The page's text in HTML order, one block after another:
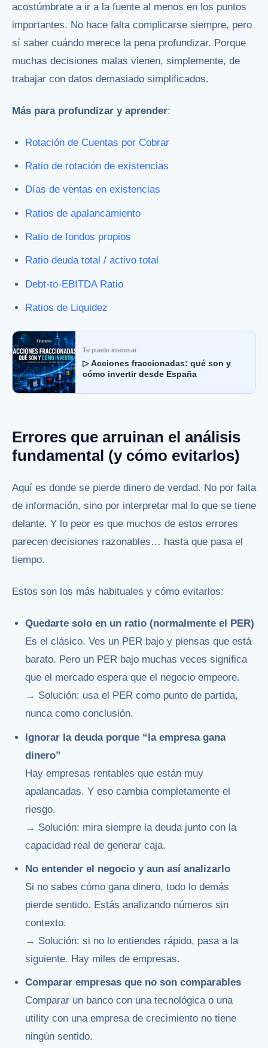
acostúmbrate a ir a la fuente al menos en los puntos
importantes. No hace falta complicarse siempre, pero
sí saber cuándo merece la pena profundizar. Porque
muchas decisiones malas vienen, simplemente, de
trabajar con datos demasiado simplificados.
Más para profundizar y aprender:
Rotación de Cuentas por Cobrar
Ratio de rotación de existencias
Días de ventas en existencias
Ratios de apalancamiento
Ratio de fondos propios
Ratio deuda total / activo total
Debt-to-EBITDA Ratio
Ratios de Liquidez
Te puede interesar:
▷ Acciones fraccionadas: qué son y
cómo invertir desde España
Errores que arruinan el análisis
fundamental (y cómo evitarlos)
Aquí es donde se pierde dinero de verdad. No por falta
de información, sino por interpretar mal lo que se tiene
delante. Y lo peor es que muchos de estos errores
parecen decisiones razonables… hasta que pasa el
tiempo.
Estos son los más habituales y cómo evitarlos:
Quedarte solo en un ratio (normalmente el PER)
Es el clásico. Ves un PER bajo y piensas que está
barato. Pero un PER bajo muchas veces significa
que el mercado espera que el negocio empeore.
→ Solución: usa el PER como punto de partida,
nunca como conclusión.
Ignorar la deuda porque “la empresa gana
dinero”
Hay empresas rentables que están muy
apalancadas. Y eso cambia completamente el
riesgo.
→ Solución: mira siempre la deuda junto con la
capacidad real de generar caja.
No entender el negocio y aun así analizarlo
Si no sabes cómo gana dinero, todo lo demás
pierde sentido. Estás analizando números sin
contexto.
→ Solución: si no lo entiendes rápido, pasa a la
siguiente. Hay miles de empresas.
Comparar empresas que no son comparables
Comparar un banco con una tecnológica o una
utility con una empresa de crecimiento no tiene
ningún sentido.